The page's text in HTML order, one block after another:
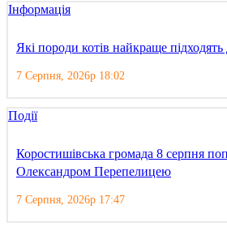
Інформація
Які породи котів найкраще
7 Серпня, 2026р 18:02
Події
Коростишівська громада 8 серпня
Олександром Перепелицею
7 Серпня, 2026р 17:47